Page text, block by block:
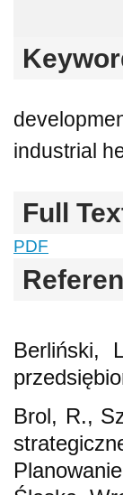
industrial
Full
PDF
Berliński,
Brol, R.,